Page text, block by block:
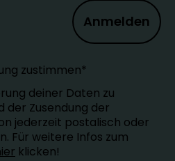
Anmelden
zustimmen*
deiner Daten zu
der Zusendung der
jederzeit postalisch oder
Für weitere Infos zum
klicken!